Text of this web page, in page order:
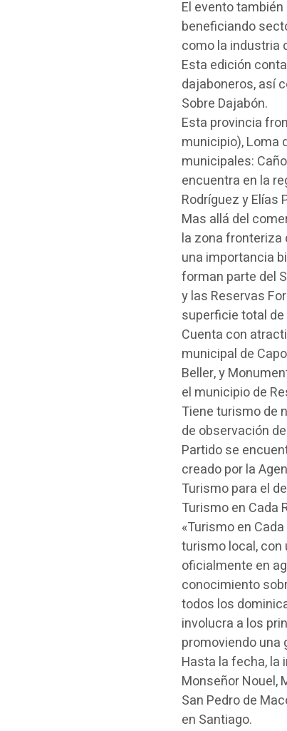
El evento
beneficiando
como la industria
Esta edición
dajaboneros, así
Sobre Dajabón.
Esta provincia
municipio), Loma
municipales:
encuentra en la
Rodríguez y Elías
Mas allá del
la zona fronteriza
una importancia
forman parte del
y las Reservas
superficie total
Cuenta con
municipal de
Beller, y
el municipio de
Tiene turismo de
de observación
Partido se
creado por la
Turismo para el
Turismo en Cada
«Turismo en
turismo local, con
oficialmente en
conocimiento
todos los
involucra a los
promoviendo una
Hasta la fecha, la
Monseñor Nouel,
San Pedro de
en Santiago.